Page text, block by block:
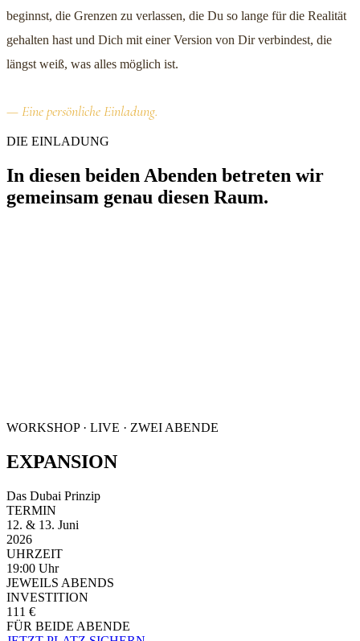
beginnst, die Grenzen zu verlassen, die Du so lange für die Realität
gehalten hast und Dich mit einer Version von Dir verbindest, die
längst weiß, was alles möglich ist.
— Eine persönliche Einladung.
DIE EINLADUNG
In diesen beiden Abenden betreten wir
gemeinsam genau diesen Raum.
WORKSHOP · LIVE · ZWEI ABENDE
EXPANSION
Das Dubai Prinzip
TERMIN
12. & 13. Juni
2026
UHRZEIT
19:00 Uhr
JEWEILS ABENDS
INVESTITION
111 €
FÜR BEIDE ABENDE